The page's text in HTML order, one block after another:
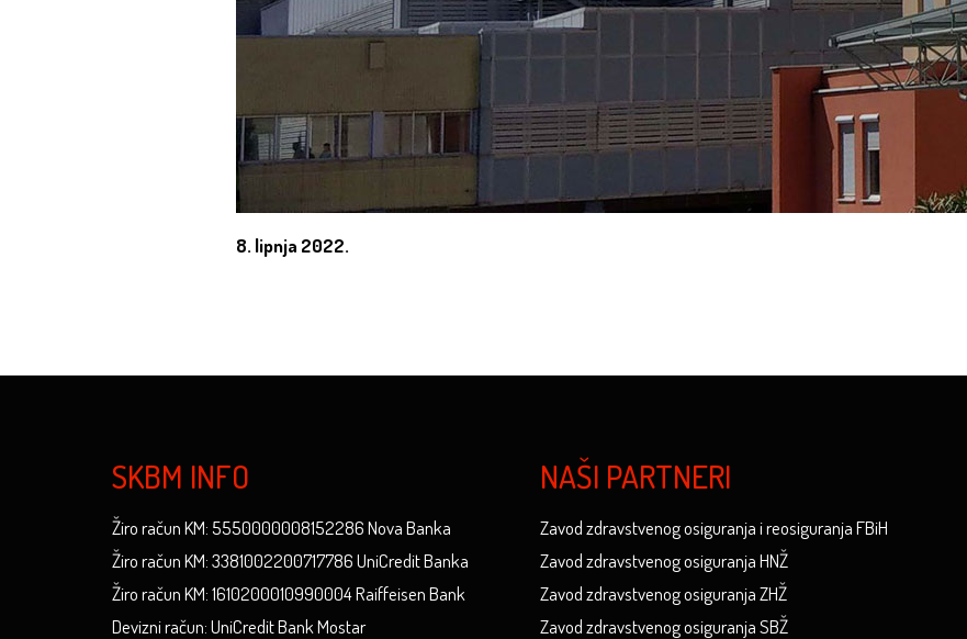
8. lipnja 2022.
SKBM INFO
Žiro račun KM: 5550000008152286 Nova Banka
Žiro račun KM: 3381002200717786 UniCredit Banka
Žiro račun KM: 1610200010990004 Raiffeisen Bank
Devizni račun: UniCredit Bank Mostar
NAŠI PARTNERI
Zavod zdravstvenog osiguranja i reosiguranja FBiH
Zavod zdravstvenog osiguranja HNŽ
Zavod zdravstvenog osiguranja ZHŽ
Zavod zdravstvenog osiguranja SBŽ